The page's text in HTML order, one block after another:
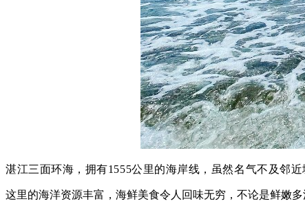
湛江三面环海，拥有1555公里的海岸线，虽然名气不及邻
这里的海洋资源丰富，海鲜美食令人回味无穷，不论是鲜嫩